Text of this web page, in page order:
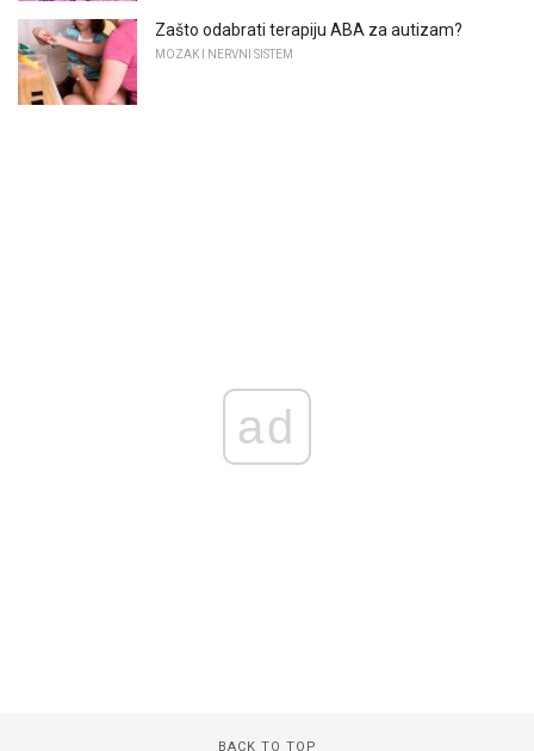
Zašto odabrati terapiju ABA za autizam?
MOZAK I NERVNI SISTEM
ad
BACK TO TOP